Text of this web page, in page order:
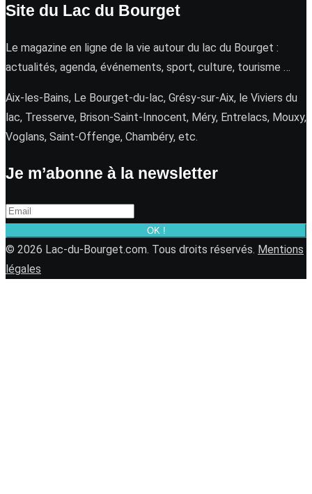
Site du Lac du Bourget
Le magazine en ligne de la vie autour du lac du Bourget :
actualités, agenda, événements, sport, culture, tourisme …
Aix-les-Bains, Le Bourget-du-lac, Grésy-sur-Aix, le Viviers du
lac, Tresserve, Brison-Saint-Innocent, Méry, Entrelacs, Mouxy,
Voglans, Saint-Offenge, Chambéry, etc.
Je m’abonne à la newsletter
OK !
© 2026 Lac-du-Bourget.com. Tous droits réservés. Mentions
légales